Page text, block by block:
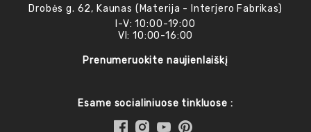
Drobės g. 62, Kaunas (Materija - Interjero Fabrikas)
I-V: 10:00-19:00
VI: 10:00-16:00
Prenumeruokite naujienlaiškį
Esame socialiniuose tinkluose :